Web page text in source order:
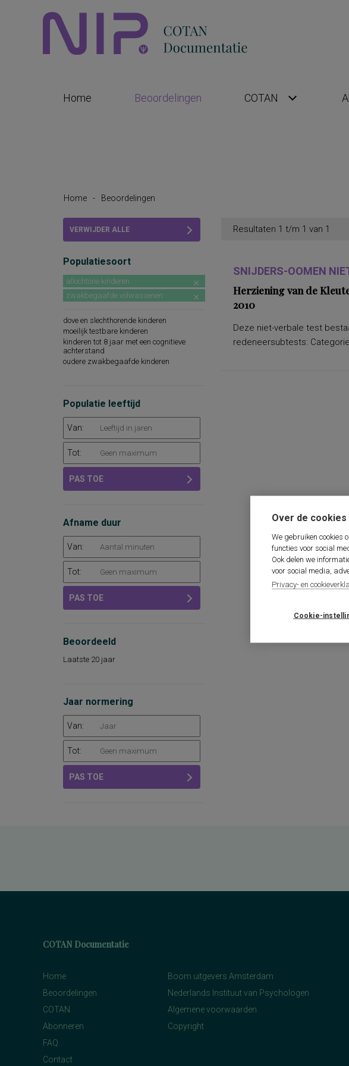
Over de
We gebruiken cookies
functies voor social
Ook delen we
voor social media,
Privacy- en
Cookie-
Home Beoordelingen COTAN
Home - Beoordelingen
VERWIJDER ALLE
Populatiesoort
allochtone kinderen
zwakbegaafde volwassenen
dove en slechthorende kinderen
moeilijk testbare kinderen
kinderen tot 8 jaar met een cognitieve
achterstand
oudere zwakbegaafde kinderen
Populatie leeftijd
Van:
Tot:
PAS TOE
Afname duur
Van:
Tot:
PAS TOE
Beoordeeld
Laatste 20 jaar
Jaar normering
Van:
Tot:
PAS TOE
Resultaten 1 t/m 1 van 1
SNIJDERS-OOMEN
Herziening van de
2010
Deze niet-verbale test
redeneersubtests:
COTAN Documentatie
Home
Beoordelingen
COTAN
Abonneren
FAQ
Contact
Boom uitgevers Amsterdam
Nederlands Instituut van Psychologen
Algemene voorwaarden
Copyright